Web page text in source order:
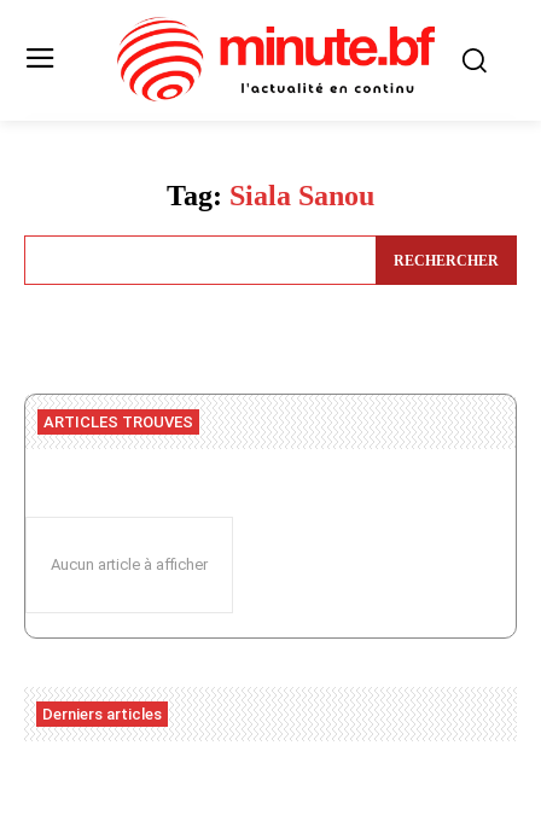
Tag: Siala Sanou
RECHERCHER
ARTICLES TROUVES
Aucun article à afficher
Derniers articles